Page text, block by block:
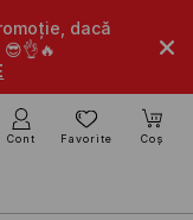
dacă
Cont Favorite Coș